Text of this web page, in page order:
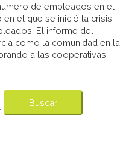
de empleados en el
el que se inició la crisis
El informe del
como la comunidad en la
a las cooperativas.